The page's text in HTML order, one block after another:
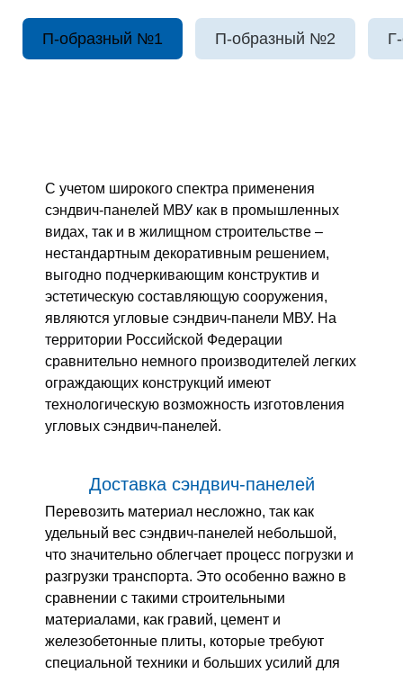
П-образный №1 П-образный №2
С учетом широкого спектра применения
сэндвич-панелей МВУ как в промышленных
видах, так и в жилищном строительстве –
нестандартным декоративным решением,
выгодно подчеркивающим конструктив и
эстетическую составляющую сооружения,
являются угловые сэндвич-панели МВУ. На
территории Российской Федерации
сравнительно немного производителей легких
ограждающих конструкций имеют
технологическую возможность изготовления
угловых сэндвич-панелей.
Доставка сэндвич-панелей
Перевозить материал несложно, так как
удельный вес сэндвич-панелей небольшой,
что значительно облегчает процесс погрузки и
разгрузки транспорта. Это особенно важно в
сравнении с такими строительными
материалами, как гравий, цемент и
железобетонные плиты, которые требуют
специальной техники и больших усилий для